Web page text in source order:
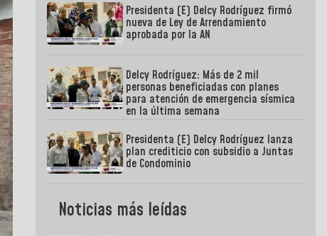
Presidenta (E) Delcy Rodríguez firmó
nueva de Ley de Arrendamiento
aprobada por la AN
Delcy Rodríguez: Más de 2 mil
personas beneficiadas con planes
para atención de emergencia sísmica
en la última semana
Presidenta (E) Delcy Rodríguez lanza
plan crediticio con subsidio a Juntas
de Condominio
Noticias más leídas